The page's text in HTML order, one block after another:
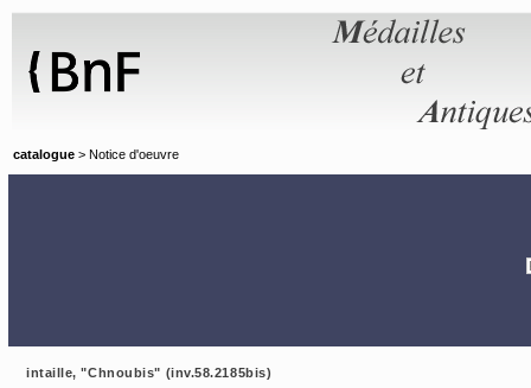
catalogue > Notice d'oeuvre
intaille, "Chnoubis" (inv.58.2185bis)